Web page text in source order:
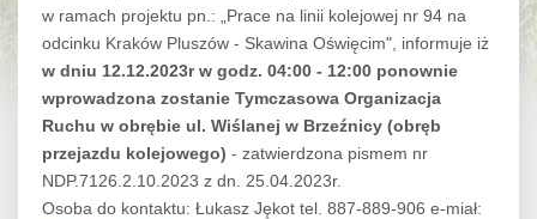
w ramach projektu pn.: „Prace na linii kolejowej nr 94 na
odcinku Kraków Pluszów - Skawina Oświęcim", informuje iż
w dniu 12.12.2023r w godz. 04:00 - 12:00 ponownie
wprowadzona zostanie Tymczasowa Organizacja
Ruchu w obrębie ul. Wiślanej w Brzeźnicy (obręb
przejazdu kolejowego) - zatwierdzona pismem nr
NDP.7126.2.10.2023 z dn. 25.04.2023r.
Osoba do kontaktu: Łukasz Jękot tel. 887-889-906 e-miał: